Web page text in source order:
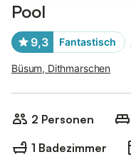
Pool
9,3 Fantastisch
Büsum, Dithmarschen
2 Personen
1 Badezimmer